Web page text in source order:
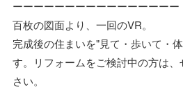
ーーーーーーーーーーーーーーーー
百枚の図面より、一回のVR。
完成後の住まいを"見て・歩いて・
す。リフォームをご検討中の方は
さい。